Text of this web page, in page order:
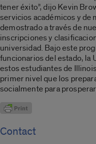
tener éxito”, dijo Kevin
servicios académicos y de
demostrado a través de
inscripciones y
universidad. Bajo este
funcionarios del estado, la
estos estudiantes de
primer nivel que los
socialmente para
Contact